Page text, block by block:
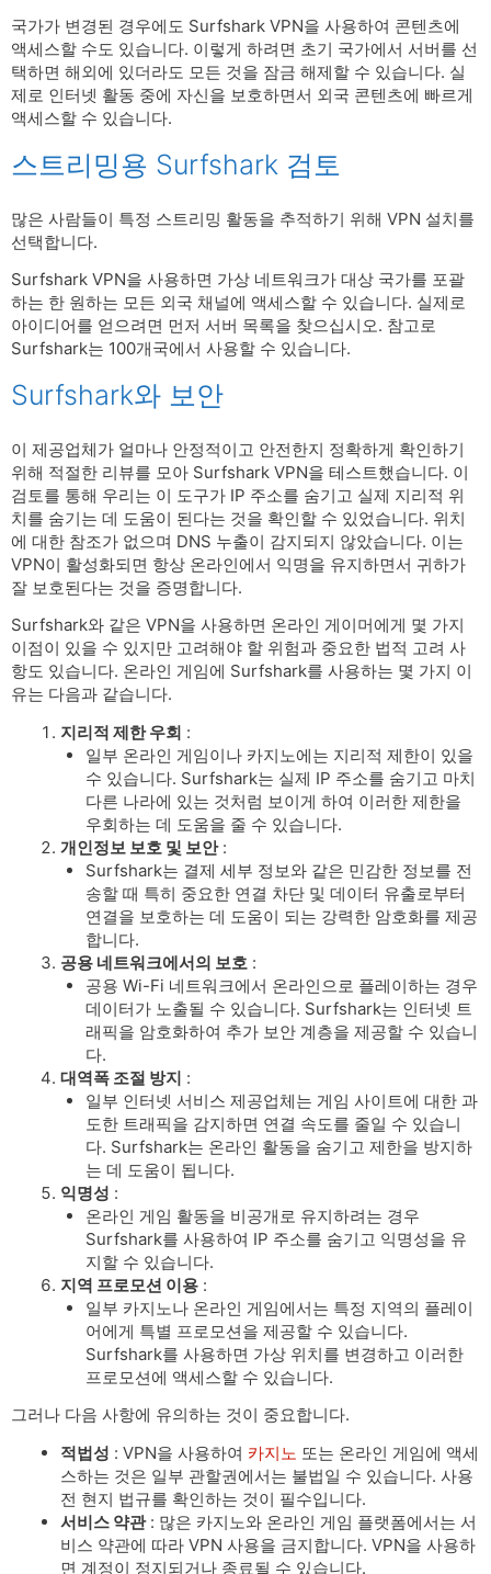
국가가 변경된 경우에도 Surfshark VPN을 사용하여 콘텐츠에
액세스할 수도 있습니다. 이렇게 하려면 초기 국가에서 서버를 선
택하면 해외에 있더라도 모든 것을 잠금 해제할 수 있습니다. 실
제로 인터넷 활동 중에 자신을 보호하면서 외국 콘텐츠에 빠르게
액세스할 수 있습니다.
스트리밍용 Surfshark 검토
많은 사람들이 특정 스트리밍 활동을 추적하기 위해 VPN 설치를
선택합니다.
Surfshark VPN을 사용하면 가상 네트워크가 대상 국가를 포괄
하는 한 원하는 모든 외국 채널에 액세스할 수 있습니다. 실제로
아이디어를 얻으려면 먼저 서버 목록을 찾으십시오. 참고로
Surfshark는 100개국에서 사용할 수 있습니다.
Surfshark와 보안
이 제공업체가 얼마나 안정적이고 안전한지 정확하게 확인하기
위해 적절한 리뷰를 모아 Surfshark VPN을 테스트했습니다. 이
검토를 통해 우리는 이 도구가 IP 주소를 숨기고 실제 지리적 위
치를 숨기는 데 도움이 된다는 것을 확인할 수 있었습니다. 위치
에 대한 참조가 없으며 DNS 누출이 감지되지 않았습니다. 이는
VPN이 활성화되면 항상 온라인에서 익명을 유지하면서 귀하가
잘 보호된다는 것을 증명합니다.
Surfshark와 같은 VPN을 사용하면 온라인 게이머에게 몇 가지
이점이 있을 수 있지만 고려해야 할 위험과 중요한 법적 고려 사
항도 있습니다. 온라인 게임에 Surfshark를 사용하는 몇 가지 이
유는 다음과 같습니다.
지리적 제한 우회 :
일부 온라인 게임이나 카지노에는 지리적 제한이 있을
수 있습니다. Surfshark는 실제 IP 주소를 숨기고 마치
다른 나라에 있는 것처럼 보이게 하여 이러한 제한을
우회하는 데 도움을 줄 수 있습니다.
개인정보 보호 및 보안:
Surfshark는 결제 세부 정보와 같은 민감한 정보를 전
송할 때 특히 중요한 연결 차단 및 데이터 유출로부터
연결을 보호하는 데 도움이 되는 강력한 암호화를 제공
합니다.
공용 네트워크에서의 보호 :
공용 Wi-Fi 네트워크에서 온라인으로 플레이하는 경우
데이터가 노출될 수 있습니다. Surfshark는 인터넷 트
래픽을 암호화하여 추가 보안 계층을 제공할 수 있습니
다.
대역폭 조절 방지 :
일부 인터넷 서비스 제공업체는 게임 사이트에 대한 과
도한 트래픽을 감지하면 연결 속도를 줄일 수 있습니
다. Surfshark는 온라인 활동을 숨기고 제한을 방지하
는 데 도움이 됩니다.
익명성 :
온라인 게임 활동을 비공개로 유지하려는 경우
Surfshark를 사용하여 IP 주소를 숨기고 익명성을 유
지할 수 있습니다.
지역 프로모션 이용 :
일부 카지노나 온라인 게임에서는 특정 지역의 플레이
어에게 특별 프로모션을 제공할 수 있습니다.
Surfshark를 사용하면 가상 위치를 변경하고 이러한
프로모션에 액세스할 수 있습니다.
그러나 다음 사항에 유의하는 것이 중요합니다.
적법성 : VPN을 사용하여 카지노 또는 온라인 게임에 액세
스하는 것은 일부 관할권에서는 불법일 수 있습니다. 사용
전 현지 법규를 확인하는 것이 필수입니다.
서비스 약관: 많은 카지노와 온라인 게임 플랫폼에서는 서
비스 약관에 따라 VPN 사용을 금지합니다. VPN을 사용하
면 계정이 정지되거나 종료될 수 있습니다.